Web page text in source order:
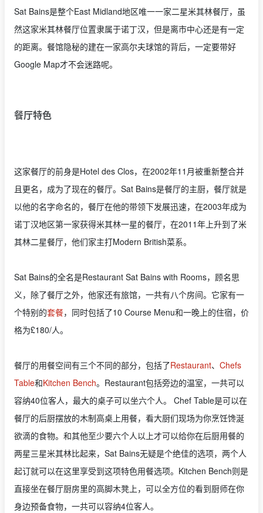
Sat Bains是整个East Midland地区唯一一家二星米其林餐厅，虽
然这家米其林餐厅位置隶属于诺丁汉，但是离市中心还是有一定
的距离。餐馆隐秘的建在一家高尔夫球馆的背后，一定要带好
Google Map才不会迷路呢。
餐厅特色
这家餐厅的前身是Hotel des Clos，在2002年11月被重新整合并
且更名，成为了现在的餐厅。Sat Bains是餐厅的主厨，餐厅就是
以他的名字命名的，餐厅在他的带领下发展迅速，在2003年成为
诺丁汉地区第一家获得米其林一星的餐厅，在2011年上升到了米
其林二星餐厅，他们家主打Modern British菜系。
Sat Bains的全名是Restaurant Sat Bains with Rooms，顾名思
义，除了餐厅之外，他家还有旅馆，一共有八个房间。它家有一
个特别的套餐，同时包括了10 Course Menu和一晚上的住宿，价
格为£180/人。
餐厅的用餐空间有三个不同的部分，包括了Restaurant、 Chefs
Table和Kitchen Bench。Restaurant包括旁边的温室，一共可以
容纳40位客人，最大的桌子可以坐六个人。 Chef Table是可以在
餐厅的后厨摆放的木制高桌上用餐，看大厨们现场为你烹饪馋涎
欲滴的食物。和其他至少要六个人以上才可以给你在后厨用餐的
两星三星米其林比起来，Sat Bains无疑是个绝佳的选项，两个人
起订就可以在这里享受到这项特色用餐选项。Kitchen Bench则是
直接坐在餐厅厨房里的高脚木凳上，可以全方位的看到厨师在你
身边预备食物，一共可以容纳4位客人。